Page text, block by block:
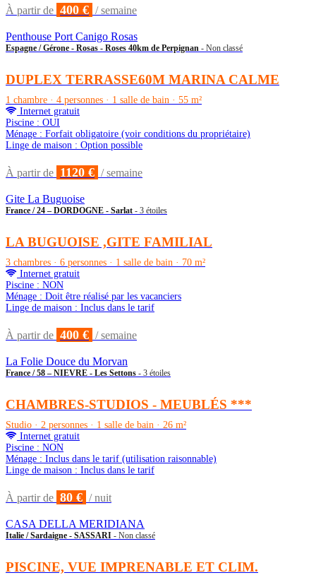
À partir de 400 € / semaine
Penthouse Port Canigo Rosas
Espagne / Gérone - Rosas - Roses 40km de Perpignan - Non classé
DUPLEX TERRASSE60M MARINA CALME
1 chambre · 4 personnes · 1 salle de bain · 55 m²
Internet gratuit
Piscine : OUI
Ménage : Forfait obligatoire (voir conditions du propriétaire)
Linge de maison : Option possible
À partir de 1120 € / semaine
Gite La Buguoise
France / 24 – DORDOGNE - Sarlat - 3 étoiles
LA BUGUOISE ,GITE FAMILIAL
3 chambres · 6 personnes · 1 salle de bain · 70 m²
Internet gratuit
Piscine : NON
Ménage : Doit être réalisé par les vacanciers
Linge de maison : Inclus dans le tarif
À partir de 400 € / semaine
La Folie Douce du Morvan
France / 58 – NIEVRE - Les Settons - 3 étoiles
CHAMBRES-STUDIOS - MEUBLÉS ***
Studio · 2 personnes · 1 salle de bain · 26 m²
Internet gratuit
Piscine : NON
Ménage : Inclus dans le tarif (utilisation raisonnable)
Linge de maison : Inclus dans le tarif
À partir de 80 € / nuit
CASA DELLA MERIDIANA
Italie / Sardaigne - SASSARI - Non classé
PISCINE, VUE IMPRENABLE ET CLIM.